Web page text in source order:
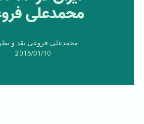
محمدعلی
محمدعلی فروغی,نقد و نظر
2015/01/10